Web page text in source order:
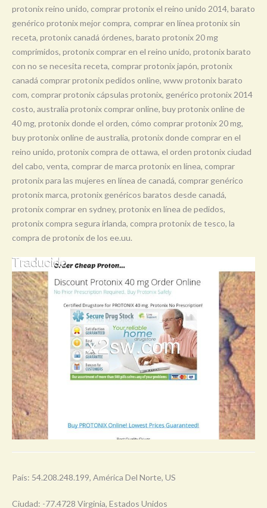
protonix reino unido, comprar protonix el reino unido 2014, barato
genérico protonix mejor compra, comprar en línea protonix sin
receta, protonix canadá órdenes, barato protonix 20 mg
comprimidos, protonix comprar en el reino unido, protonix barato
con no se necesita receta, comprar protonix japón, protonix
canadá comprar protonix pedidos online, www protonix barato
com, comprar protonix cápsulas protonix, genérico protonix 2014
costo, australia protonix comprar online, buy protonix online de
40 mg, protonix donde el orden, cómo comprar protonix 20 mg,
buy protonix online de australia, protonix donde comprar en el
reino unido, protonix compra de ottawa, el orden protonix ciudad
del cabo, venta, comprar de marca protonix en línea, comprar
protonix para las mujeres en línea de canadá, comprar genérico
protonix marca, protonix genéricos baratos desde canadá,
protonix comprar en sydney, protonix en línea de pedidos,
protonix compra segura irlanda, compra protonix de tesco, la
compra de protonix de los ee.uu.
País: 54.208.248.199, América Del Norte, US
Ciudad: -77.4728 Virginia, Estados Unidos